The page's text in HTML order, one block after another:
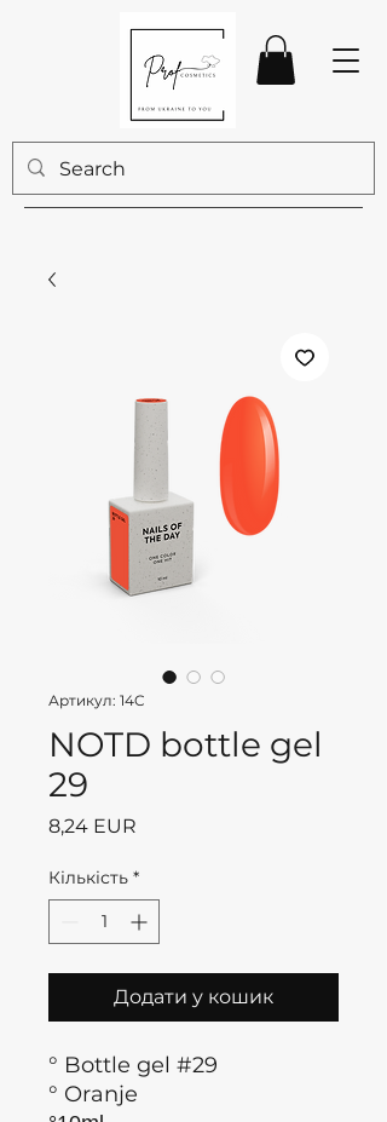
Артикул: 14C
NOTD bottle gel
29
8,24 EUR
Кількість *
Додати у кошик
° Bottle gel #29
° Oranje